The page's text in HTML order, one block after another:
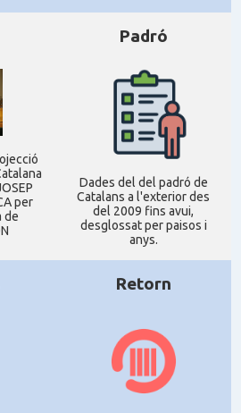
per
de
Padró
Dades del del padró de
Catalans a l'exterior des
del 2009 fins avui,
desglossat per paisos i
anys.
Retorn